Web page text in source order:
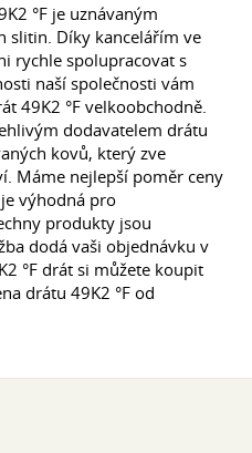
°F je uznávaným
slitin. Díky kancelářím ve
rychle spolupracovat s
naší společnosti vám
49K2 °F velkoobchodně.
dodavatelem drátu
kovů, který zve
Máme nejlepší poměr ceny
výhodná pro
produkty jsou
dodá vaši objednávku v
°F drát si můžete koupit
drátu 49K2 °F od